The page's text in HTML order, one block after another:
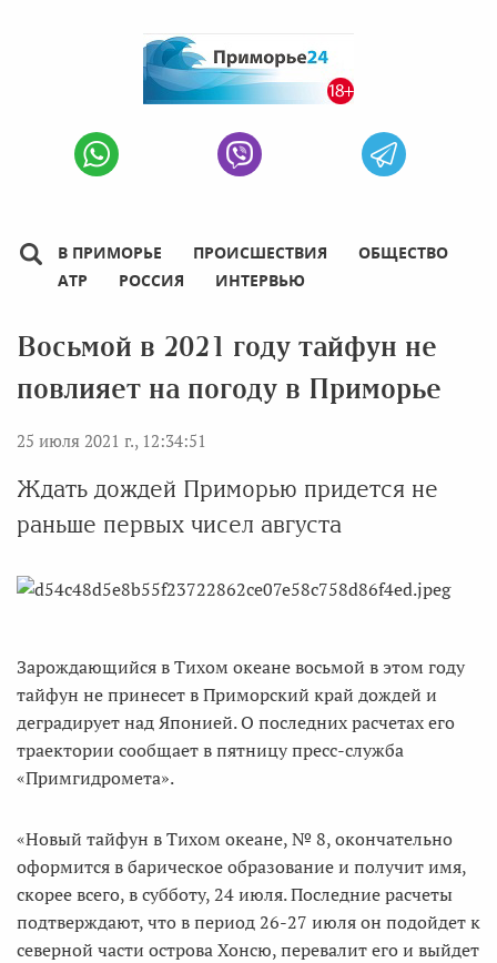
В ПРИМОРЬЕ ПРОИСШЕСТВИЯ
ОБЩЕСТВО
АТР
РОССИЯ ИНТЕРВЬЮ
Восьмой в 2021 году тайфун не
повлияет на погоду в Приморье
25 июля 2021 г., 12:34:51
Ждать дождей Приморью придется не
раньше первых чисел августа
Зарождающийся в Тихом океане восьмой в этом году
тайфун не принесет в Приморский край дождей и
деградирует над Японией. О последних расчетах его
траектории сообщает в пятницу пресс-служба
«Примгидромета».
«Новый тайфун в Тихом океане, № 8, окончательно
оформится в барическое образование и получит имя,
скорее всего, в субботу, 24 июля. Последние расчеты
подтверждают, что в период 26-27 июля он подойдет к
северной части острова Хонсю, перевалит его и выйдет